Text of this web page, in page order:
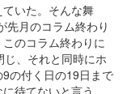
いた。そんな舞
先月のコラム終わり
のコラム終わりに
、それと同時にホ
の付く日の19日まで
待てないと言う。